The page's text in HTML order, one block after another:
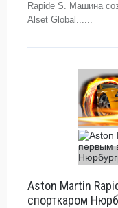
Rapide S. Машина
Alset Global......
Aston Martin
спорткаром